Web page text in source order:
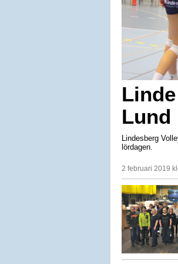
Lund
Lindesberg
lördagen.
2 februari 2019